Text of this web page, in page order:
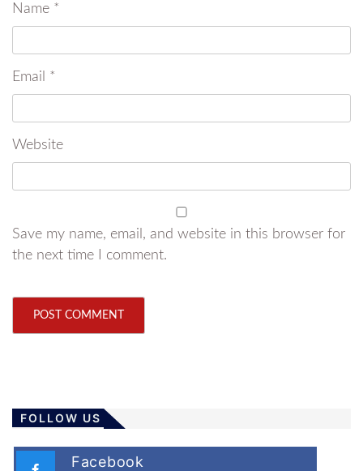
Name *
Email *
Website
Save my name, email, and website in this browser for
the next time I comment.
FOLLOW US
Facebook